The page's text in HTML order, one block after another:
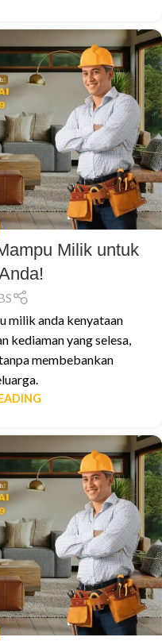
Milik untuk
milik anda kenyataan
kediaman yang selesa,
membebankan